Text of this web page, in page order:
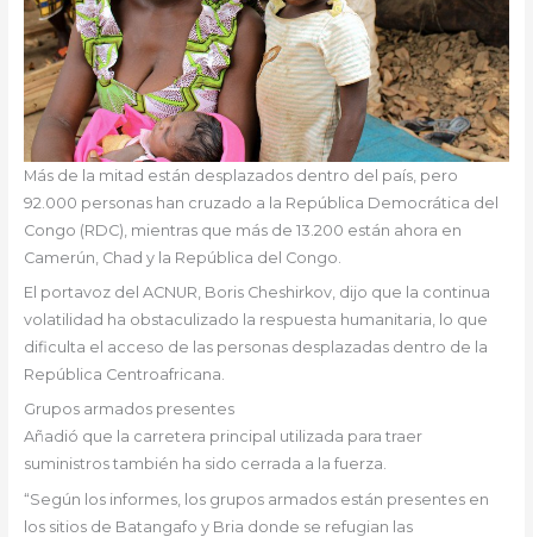
Más de la mitad están desplazados dentro del país, pero
92.000 personas han cruzado a la República Democrática del
Congo (RDC), mientras que más de 13.200 están ahora en
Camerún, Chad y la República del Congo.
El portavoz del ACNUR, Boris Cheshirkov, dijo que la continua
volatilidad ha obstaculizado la respuesta humanitaria, lo que
dificulta el acceso de las personas desplazadas dentro de la
República Centroafricana.
Grupos armados presentes
Añadió que la carretera principal utilizada para traer
suministros también ha sido cerrada a la fuerza.
“Según los informes, los grupos armados están presentes en
los sitios de Batangafo y Bria donde se refugian las